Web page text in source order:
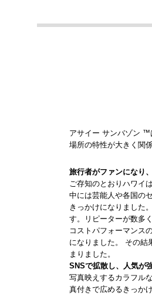
アサイー サンバゾン ™
場所の特性が大きく関
旅行者がファンになり
ご存知のとおりハワイ
中には芸能人や各国の
きっかけになりました
す。リピーターが数多
コストパフォーマンス
になりました。 その結
まりました。
SNSで拡散し、人気が
写真映えするカラフル
真付きで広めるきっか